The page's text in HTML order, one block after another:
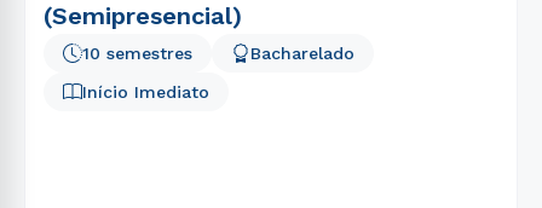
(Semipresencial)
Bacharelado
10 semestres
Início Imediato